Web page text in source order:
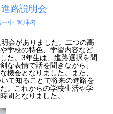
路説明会
中 管理者
会がありました。二つの高
学校の特色、学習内容など
た。3年生は、進路選択を間
な表情で話を聞きながら、
機会となりました。また、
て知ることで将来の進路を
。これからの学校生活や学
間となりました。